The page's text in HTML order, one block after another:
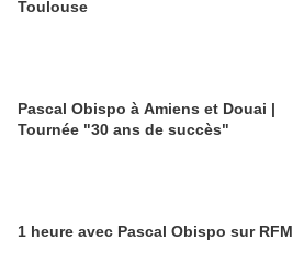
Toulouse
Pascal Obispo à Amiens et Douai |
Tournée "30 ans de succès"
1 heure avec Pascal Obispo sur RFM